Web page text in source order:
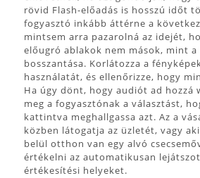
rövid Flash-előadás is hosszú időt
fogyasztó inkább áttérne a
mintsem arra pazarolná az idejét,
előugró ablakok nem mások, mint
bosszantása. Korlátozza a
használatát, és ellenőrizze, hogy
Ha úgy dönt, hogy audiót ad hozzá
meg a fogyasztónak a választást,
kattintva meghallgassa azt. Az a
közben látogatja az üzletét, vagy
belül otthon van egy alvó
értékelni az automatikusan
értékesítési helyeket.